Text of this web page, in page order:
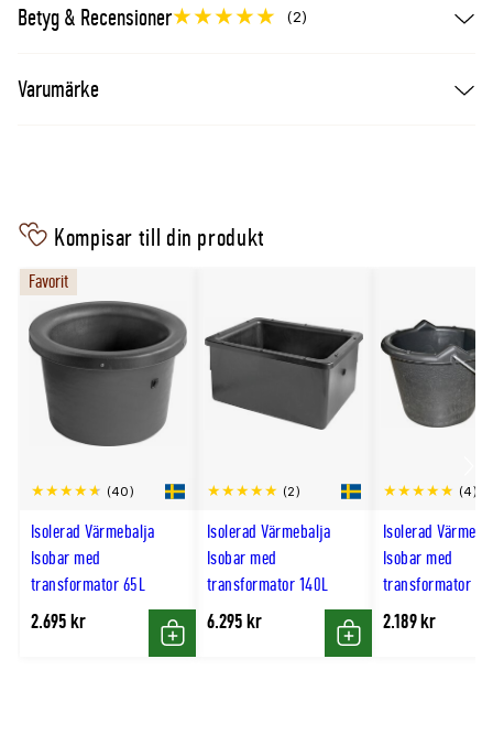
isbildning minskar.
Termostaten ansluts direkt till ett vanligt
Den tre meter långa givarkabeln gör det enkelt att
placera temperatursensorn där mätningen blir
mest relevant.
Passar flera typer av frostskydd
Frostvakten är särskilt lämplig tillsammans med:
Värmebalja Isobar 65L
Värmebalja Isobar 140L
Värmekablar med stickpropp
Frostskydd för vattenledningar
Produkter för varmhållning och frostskydd
Tydlig driftindikering
Inbyggda LED-indikatorer visar enkelt aktuell
Betyg & Recensioner (2)
Varumärke
Kompisar till din produkt
Isolerad Värmebalja
Isobar med
transformator 65L
(40)
Favorit
2.695 kr
Köp
Isolerad Värmebalja
Isobar med
transformator 140L
(2)
6.295 kr
Köp
Isolerad
Isobar med
transformator
(4)
2.189 kr